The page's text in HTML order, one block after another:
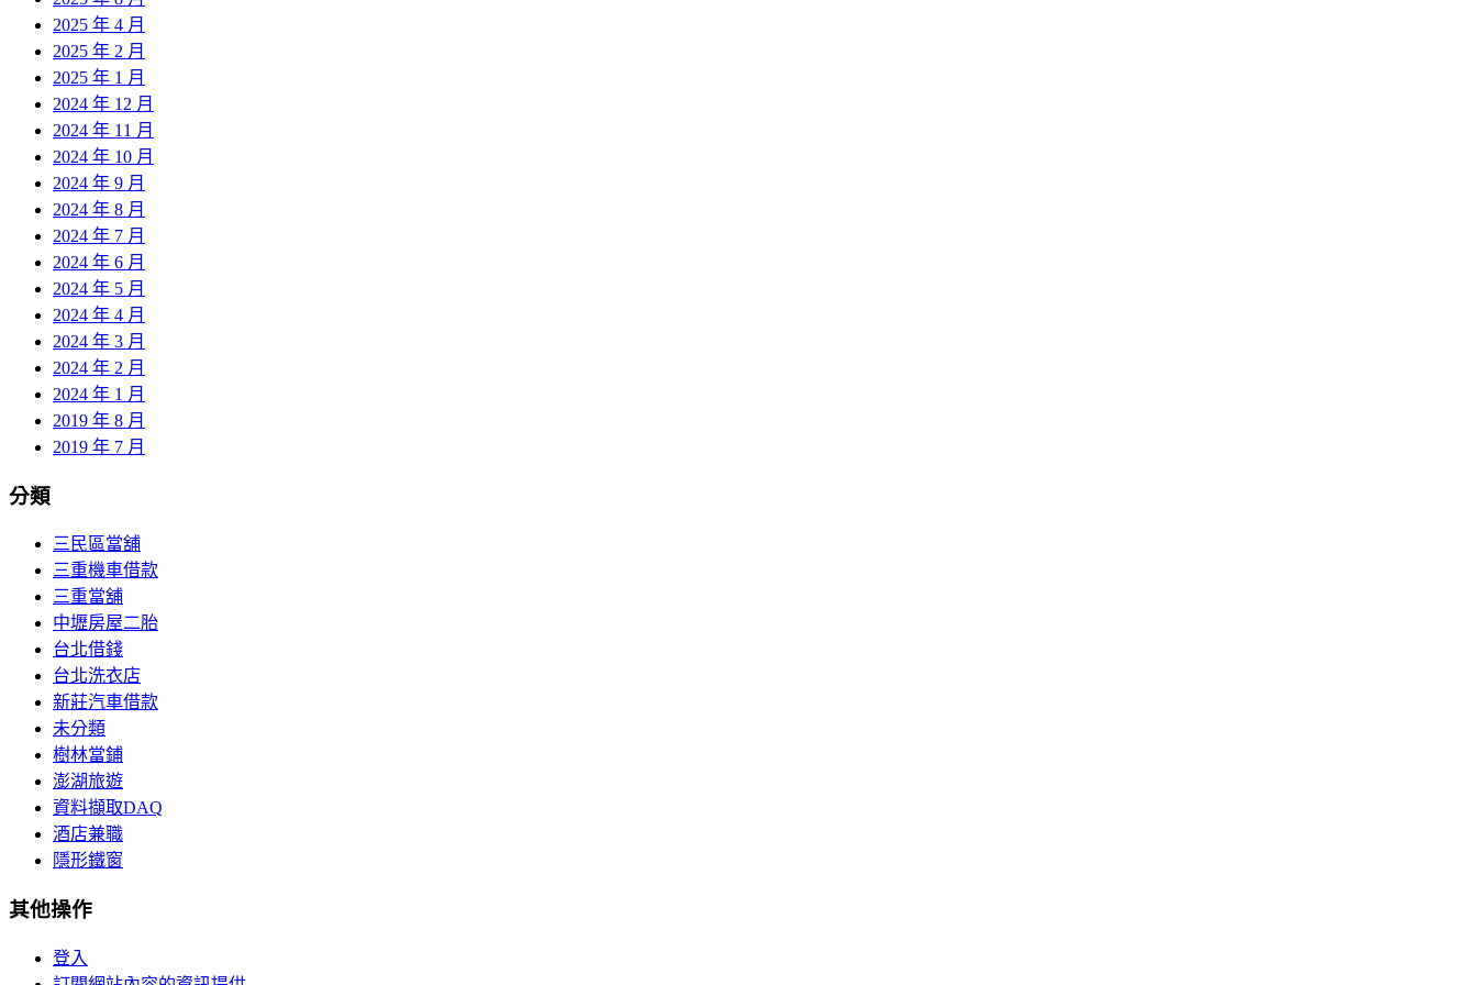
2025 年 4 月
2025 年 2 月
2025 年 1 月
2024 年 12 月
2024 年 11 月
2024 年 10 月
2024 年 9 月
2024 年 8 月
2024 年 7 月
2024 年 6 月
2024 年 5 月
2024 年 4 月
2024 年 3 月
2024 年 2 月
2024 年 1 月
2019 年 8 月
2019 年 7 月
分類
三民區當舖
三重機車借款
三重當舖
中壢房屋二胎
台北借錢
台北洗衣店
新莊汽車借款
未分類
樹林當鋪
澎湖旅遊
資料擷取DAQ
酒店兼職
隱形鐵窗
其他操作
登入